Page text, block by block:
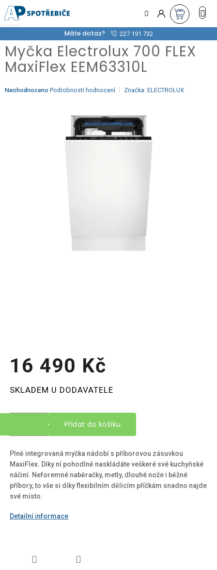
na
obsah
Máte dotaz? 227 191 732
Myčka Electrolux 700 FLEX
MaxiFlex EEM63310L
Průměrné
Neohodnoceno Podrobnosti hodnocení Značka: ELECTROLUX
16 490 Kč
cena:
SKLADEM U DODAVATELE
Přidat do košíku
Plně integrovaná myčka nádobí s příborovou zásuvkou
MaxiFlex. Díky ní pohodlně naskládáte veškeré své kuchyňské
náčiní. Neforemné naběračky, metly, dlouhé nože i běžné
příbory, to vše si díky flexibilním dělicím příčkám snadno najde
své místo.
Detailní informace